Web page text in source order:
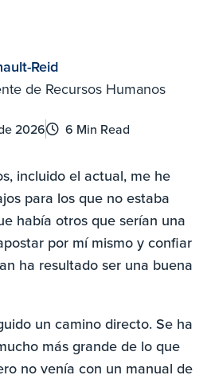
Reid
de Recursos Humanos
2026 6 Min Read
incluido el actual, me he
para los que no estaba
había otros que serían una
por mí mismo y confiar
ha resultado ser una buena
un camino directo. Se ha
más grande de lo que
no venía con un manual de